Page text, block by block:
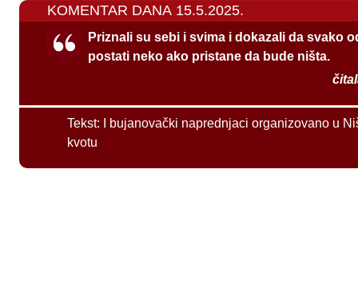
KOMENTAR DANA 15.5.2025.
Priznali su sebi i svima i dokazali da svako
postati neko ako pristane da bude ništa.
Tekst:
I bujanovački naprednjaci organizovano u
kvotu